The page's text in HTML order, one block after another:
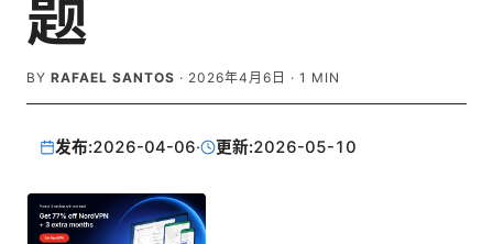
题
BY RAFAEL SANTOS · 2026年4月6日 · 1 MIN
发布:2026-04-06· 更新:2026-05-10